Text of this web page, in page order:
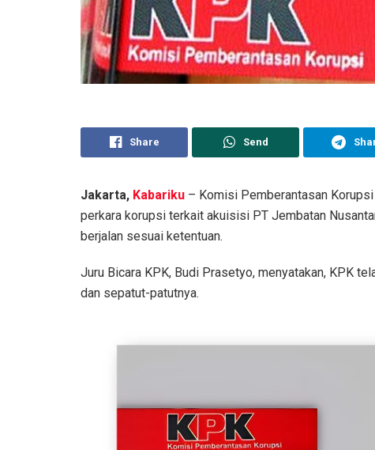
Share Send
Jakarta, Kabariku – Komisi Pemberantasan
perkara korupsi terkait akuisisi PT Jembatan
berjalan sesuai ketentuan.
Juru Bicara KPK, Budi Prasetyo, menyatakan, KPK
dan sepatut-patutnya.